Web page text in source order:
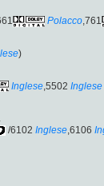
Polacco,761
)
Inglese ,5502 Inglese
/6102 Inglese ,6106